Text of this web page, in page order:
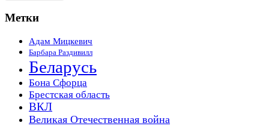
Метки
Адам Мицкевич
Барбара Раздивилл
Беларусь
Бона Сфорца
Брестская область
ВКЛ
Великая Отечественная война